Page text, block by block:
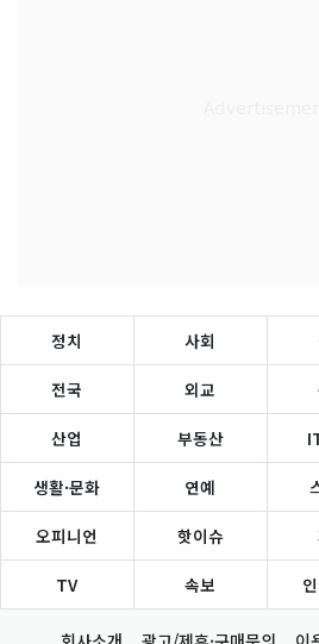
정치 사회
전국 외교
산업 부동산
생활·문화 연예
오피니언 핫이슈
TV 속보